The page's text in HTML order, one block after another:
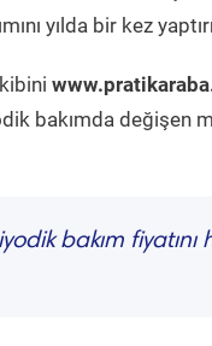
yılda bir kez
bakımda değişen
bakım fiyatını